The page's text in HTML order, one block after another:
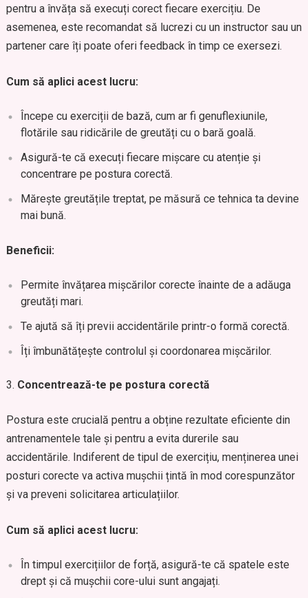
pentru a învăța să execuți corect fiecare exercițiu. De
asemenea, este recomandat să lucrezi cu un instructor sau un
partener care îți poate oferi feedback în timp ce exersezi.
Cum să aplici acest lucru:
Începe cu exerciții de bază, cum ar fi genuflexiunile,
flotările sau ridicările de greutăți cu o bară goală.
Asigură-te că execuți fiecare mișcare cu atenție și
concentrare pe postura corectă.
Mărește greutățile treptat, pe măsură ce tehnica ta devine
mai bună.
Beneficii:
Permite învățarea mișcărilor corecte înainte de a adăuga
greutăți mari.
Te ajută să îți previi accidentările printr-o formă corectă.
Îți îmbunătățește controlul și coordonarea mișcărilor.
Concentrează-te pe postura corectă
Postura este crucială pentru a obține rezultate eficiente din
antrenamentele tale și pentru a evita durerile sau
accidentările. Indiferent de tipul de exercițiu, menținerea unei
posturi corecte va activa mușchii țintă în mod corespunzător
și va preveni solicitarea articulațiilor.
Cum să aplici acest lucru:
În timpul exercițiilor de forță, asigură-te că spatele este
drept și că mușchii core-ului sunt angajați.